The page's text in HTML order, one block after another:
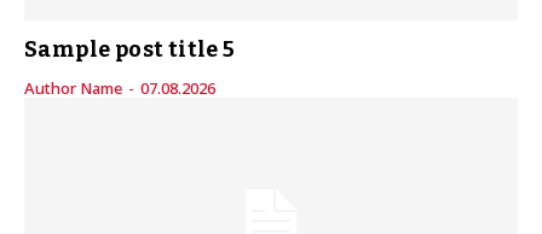
Sample post title 5
Author Name - 07.08.2026